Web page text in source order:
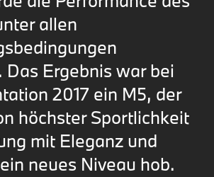
allen
Ergebnis war bei
2017 ein M5, der
höchster Sportlichkeit
mit Eleganz und
neues Niveau hob.